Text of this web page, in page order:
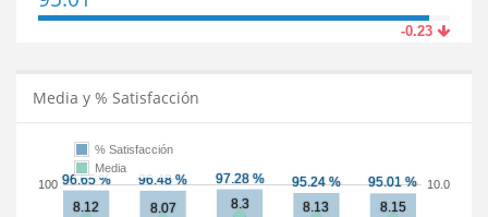
-0.23
Media y % Satisfacción
100 10.0
% Satisfacción
Media